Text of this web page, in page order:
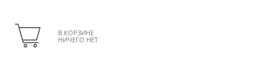
В КОРЗИНЕ
НИЧЕГО НЕТ